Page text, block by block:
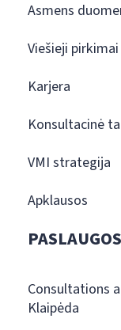
Asmens
Viešieji pirkimai
Karjera
Konsultacinė
VMI strategija
Apklausos
PASLAUGOS
Consultations
Klaipėda